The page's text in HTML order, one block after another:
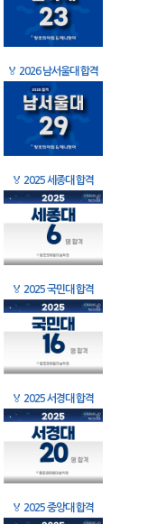
🏅 2026 남서울대 합격
🏅 2025 세종대 합격
🏅 2025 국민대 합격
🏅 2025 서경대 합격
🏅 2025 중앙대 합격